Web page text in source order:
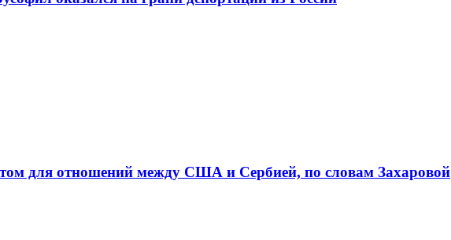
для отношений между США и Сербией, по словам Захаровой